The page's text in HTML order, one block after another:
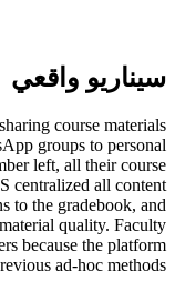
سيناريو واقعي
course materials
groups to personal
left, all their course
centralized all content
to the gradebook, and
quality. Faculty
because the platform
ad-hoc methods.